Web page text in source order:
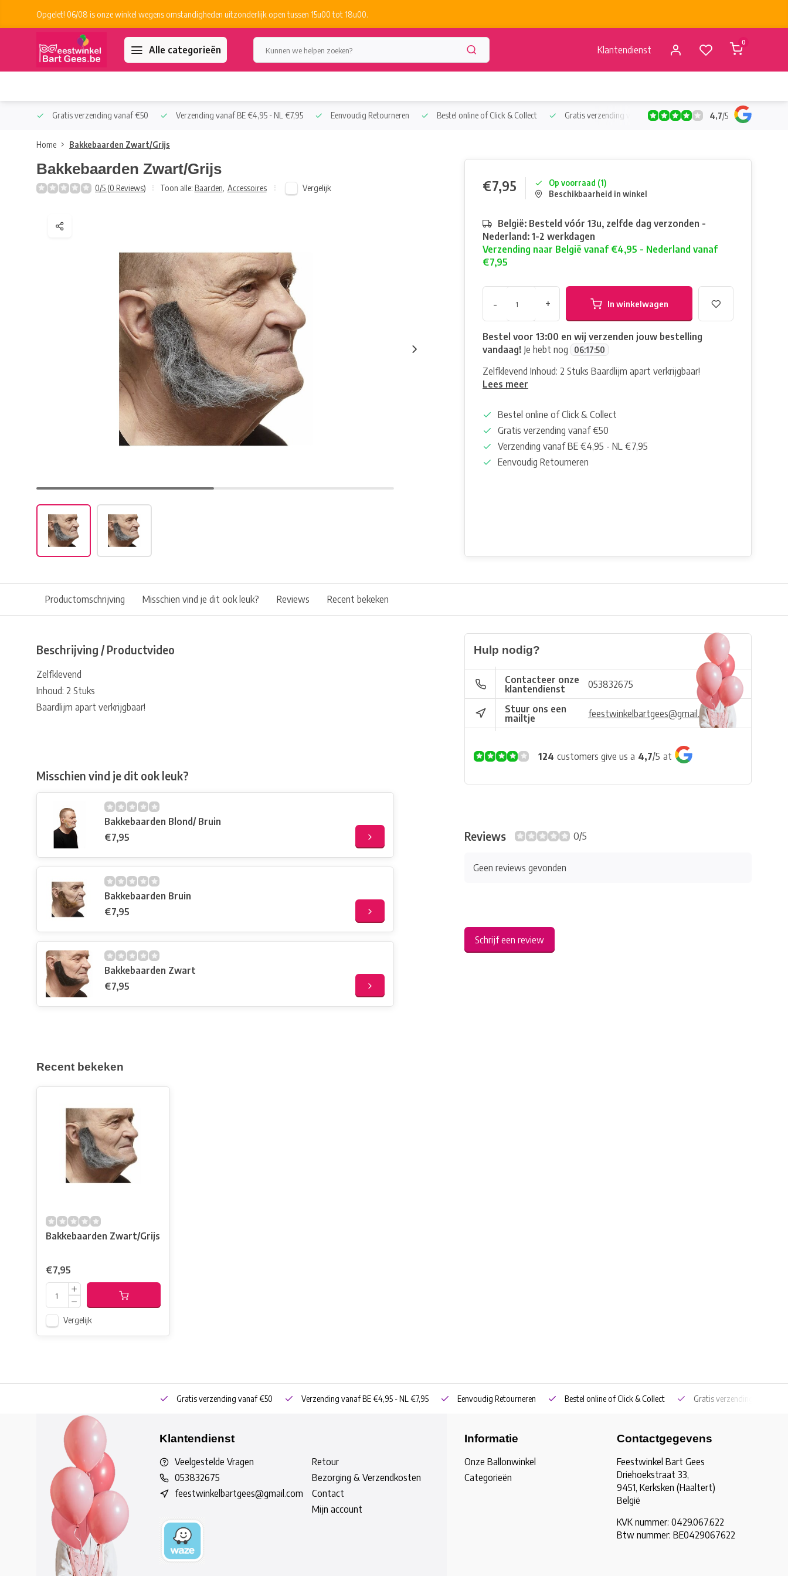
Opgelet! 06/08 is onze winkel wegens omstandigheden uitzonderlijk open tussen 15u00 tot 18u00.
Alle categorieën Klantendienst
0
Gratis verzending vanaf €50 Verzending vanaf BE €4,95 - NL €7,95 Eenvoudig Retourneren Bestel online of Click & Collect Gratis verzending vanaf €50 Verzending vanaf BE €4,95 -
4,7/5
Home Bakkebaarden Zwart/Grijs
Bakkebaarden Zwart/Grijs
0/5 (0 Reviews) Toon alle: Baarden, Accessoires Vergelijk €7,95
Op voorraad (1)
Beschikbaarheid in winkel
België: Besteld vóór 13u, zelfde dag verzonden -
Nederland: 1-2 werkdagen
Verzending naar België vanaf €4,95 - Nederland vanaf
€7,95
- + In winkelwagen
Bestel voor 13:00 en wij verzenden jouw bestelling
vandaag! Je hebt nog 06:17:50
Zelfklevend Inhoud: 2 Stuks Baardlijm apart verkrijgbaar!
Lees meer
Bestel online of Click & Collect
Gratis verzending vanaf €50
Verzending vanaf BE €4,95 - NL €7,95
Eenvoudig Retourneren
Productomschrijving Misschien vind je dit ook leuk? Reviews Recent bekeken
Beschrijving / Productvideo
Zelfklevend
Inhoud: 2 Stuks
Baardlijm apart verkrijgbaar!
Misschien vind je dit ook leuk?
Bakkebaarden Blond/ Bruin
€7,95
Bakkebaarden Bruin
€7,95
Bakkebaarden Zwart
€7,95
Hulp nodig?
Contacteer onze
klantendienst
053832675
Stuur ons een
mailtje
feestwinkelbartgees@gmail.com
124 customers give us a 4,7/5 at
Reviews 0/5
Geen reviews gevonden
Schrijf een review
Recent bekeken
Bakkebaarden Zwart/Grijs
€7,95
Vergelijk
Gratis verzending vanaf €50 Verzending vanaf BE €4,95 - NL €7,95 Eenvoudig Retourneren Bestel online of Click & Collect Gratis verzending vanaf
Klantendienst
Veelgestelde Vragen
053832675
feestwinkelbartgees@gmail.com
Retour
Bezorging & Verzendkosten
Contact
Mijn account
Informatie
Onze Ballonwinkel
Categorieën
Contactgegevens
Feestwinkel Bart Gees
Driehoekstraat 33,
9451, Kerksken (Haaltert)
België
KVK nummer: 0429.067.622
Btw nummer: BE0429067622